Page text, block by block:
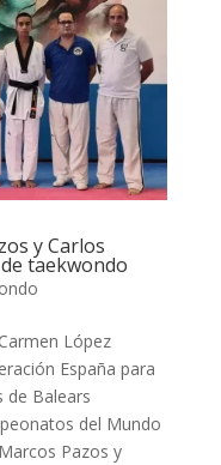
y Carlos
taekwondo
López
España para
de Balears
del Mundo
Pazos y